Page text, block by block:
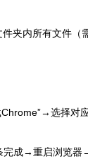
夹内所有文件（
选择对
成→重启浏览器